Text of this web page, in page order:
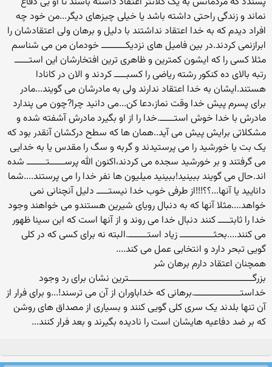
نماند و زندگی راحتی داشته باشد یا خیلی چیزهای دیگر...من خود چه
افراد دیدم که به خدا اعتقاد نداشتند با دلیل و برهان ولی اعتقادشان را
ابرازنمی کردند.در بین فامیل های نزدیکــــــــــ خودمان من می شناسم
مثلا کسی را که ایشون کمترین و ظاهری ترین افتخارشان این استــــــ
رتبه بالای ده کنکور رشته ریاضی را کسبـــــ کردند و الان در کانادا
هستند.ایشان به خدا اعتقاد ندارند ولی به مادرشان می گویند...مادر
برای پسرم پیش خدا وقت نماز،دعا کن...می دانید چرا?چون می پندارد
مادرش با خدا خوش استــــــ.خدا را از او بگیرد مادرش آشفته شده و
مشکلاتی برایش پیش می آید..همان ها که سطح درکشان آنقدر بود که
یک بت یا خورشید را می پرستیدند و گربه و سگ را مقدس یا به خدایی
می گرفتند و بر خورشید سجده می کردند،اکنون الله پرســــــتــــــــ شده
اند.حال می گویند ببینید!ببینید میلیون ها نفر خدا را می پرستند....شما
دانایید یا آنها...؟؟!!!از طرفی خوب خدا نیستـــــ دلیل آنچنانی نمی
خواهد....مثلا آنها که به دنبال رویای شیرین هستندو می خواهند وجود
خدا را ثابتـــــ کنند دنبال خدا می روند و از آنها است که ابن سینا ظهور
می کنند....بحثــــــــــــــ زیاد استــــــــ.البته نه برای کسی که در کلی
گویی تبحر دارد و انتخابی عمل می کند....
همچنان اعتقاد دارم برهان شر
بزرگـــــــــــــــــــــــــــــــــــــــــــــــــــترین نشان برای رد وجود
خداستـــــــــــــــــــ.برهانی که خداباوران از آن می ترسند!...و برای فرار از
آن تنها بلدند یک سری کلی گویی کنند و بسیاری از مصداق های روشن
که بر ضد دفاعیه هایشان است را نادیده بگیرند و بعد فرار کنند...